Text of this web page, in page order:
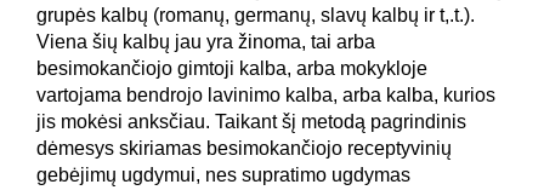
grupės kalbų (romanų, germanų, slavų kalbų ir t,.t.).
Viena šių kalbų jau yra žinoma, tai arba
besimokančiojo gimtoji kalba, arba mokykloje
vartojama bendrojo lavinimo kalba, arba kalba, kurios
jis mokėsi anksčiau. Taikant šį metodą pagrindinis
dėmesys skiriamas besimokančiojo receptyvinių
gebėjimų ugdymui, nes supratimo ugdymas